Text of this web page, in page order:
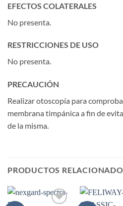
EFECTOS COLATERALES
No presenta.
RESTRICCIONES DE USO
No presenta.
PRECAUCIÓN
Realizar otoscopía para
membrana timpánica a fin de
de la misma.
PRODUCTOS